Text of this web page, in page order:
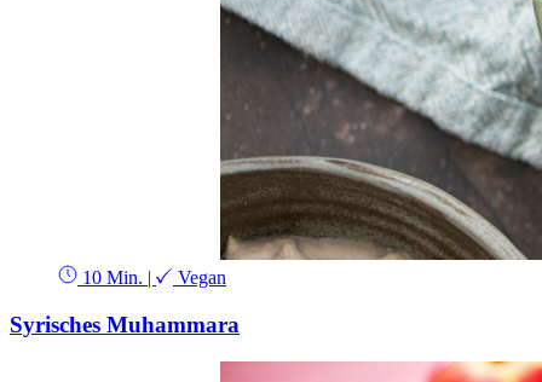
10 Min. | Vegan
Syrisches Muhammara